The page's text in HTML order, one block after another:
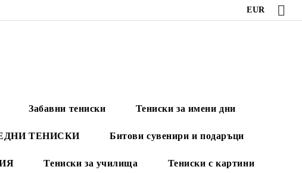
EUR
Забавни тениски Тениски за имени дни
ТЕНИСКИ Битови сувенири и подаръци
Тениски за училища Тениски с картини